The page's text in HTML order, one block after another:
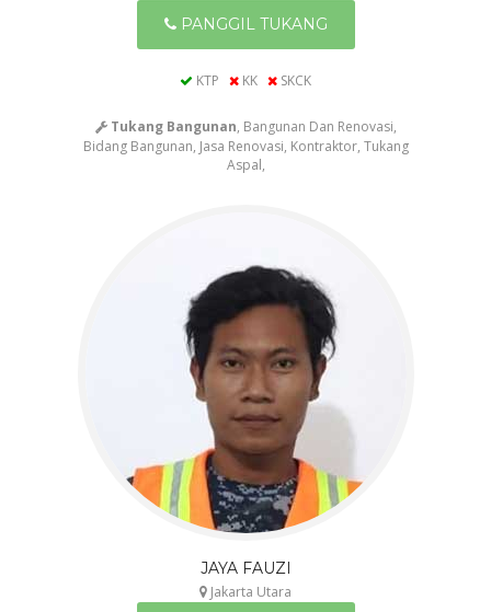
PANGGIL TUKANG
KTP KK SKCK
Tukang Bangunan, Bangunan Dan Renovasi,
Bidang Bangunan, Jasa Renovasi, Kontraktor, Tukang
Aspal,
JAYA FAUZI
Jakarta Utara